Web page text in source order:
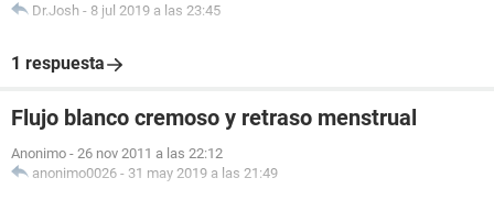
Dr.Josh - 8 jul 2019 a las 23:45
1 respuesta
Flujo blanco cremoso y retraso menstrual
Anonimo - 26 nov 2011 a las 22:12
anonimo0026 - 31 may 2019 a las 21:49